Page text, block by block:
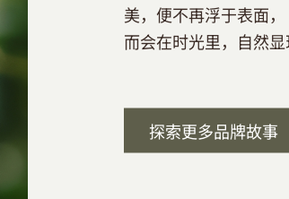
美，便不再浮于表面，
而会在时光里，自然
探索更多品牌故事